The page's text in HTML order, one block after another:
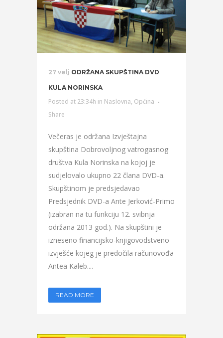
27 velj ODRŽANA SKUPŠTINA DVD
KULA NORINSKA
Posted at 23:34h in Naslovna, Općina
Share
Večeras je održana Izvještajna
skupština Dobrovoljnog vatrogasnog
društva Kula Norinska na kojoj je
sudjelovalo ukupno 22 člana DVD-a.
Skupštinom je predsjedavao
Predsjednik DVD-a Ante Jerković-Primo
(izabran na tu funkciju 12. svibnja
održana 2013 god.). Na skupštini je
izneseno financijsko-knjigovodstveno
izvješće kojeg je predočila računovođa
Antea Kaleb....
READ MORE